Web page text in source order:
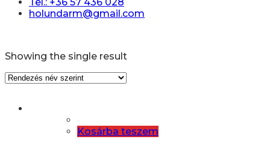
holundarm@gmail.com
Showing the single result
Kosárba teszem